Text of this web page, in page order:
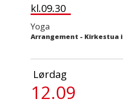
kl.09.30
Yoga
Arrangement - Kirkestua
Lørdag
12.09